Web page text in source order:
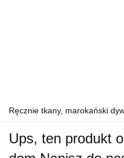
Ręcznie tkany, marokański
Ups, ten produkt